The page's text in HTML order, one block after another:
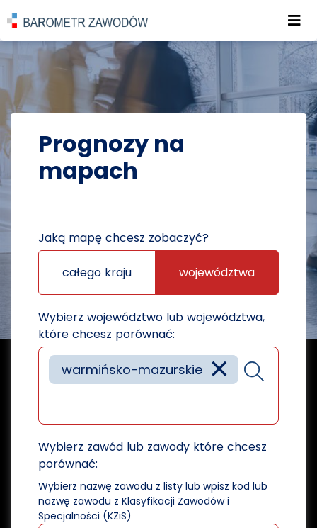
POWRÓT DO STRONY GŁÓWNEJ
PROGNOZY PROGNOZY NA MAPACH
Prognozy na
mapach
Jaką mapę chcesz zobaczyć?
całego kraju województwa
Wybierz województwo lub województwa,
które chcesz porównać:
×
warmińsko-mazurskie
Wybierz zawód lub zawody które chcesz
porównać:
Wybierz nazwę zawodu z listy lub wpisz kod lub
nazwę zawodu z Klasyfikacji Zawodów i
Specjalności (KZiS)